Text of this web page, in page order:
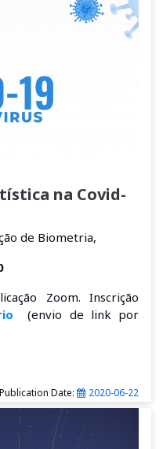
na Covid-
de Biometria,
Zoom. Inscrição
(envio de link por
Publication Date: 2020-06-22